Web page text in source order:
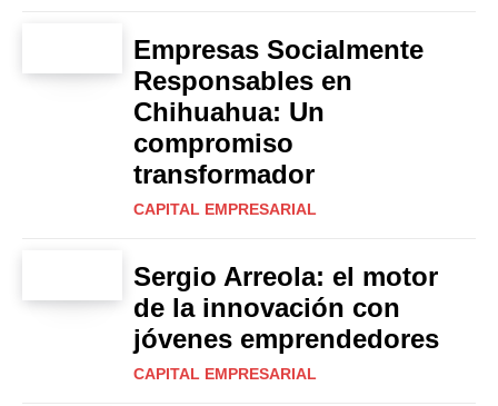
Empresas Socialmente
Responsables en
Chihuahua: Un
compromiso
transformador
CAPITAL EMPRESARIAL
Sergio Arreola: el motor
de la innovación con
jóvenes emprendedores
CAPITAL EMPRESARIAL